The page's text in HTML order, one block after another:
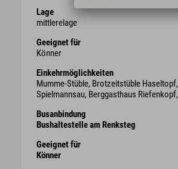
Lage
mittlerelage
Geeignet für
Könner
Einkehrmöglichkeiten
Mumme-Stüble, Brotzeitstüble
Spielmannsau, Berggasthaus Riefenkopf,
Busanbindung
Bushaltestelle am Renksteg
Geeignet für
Könner